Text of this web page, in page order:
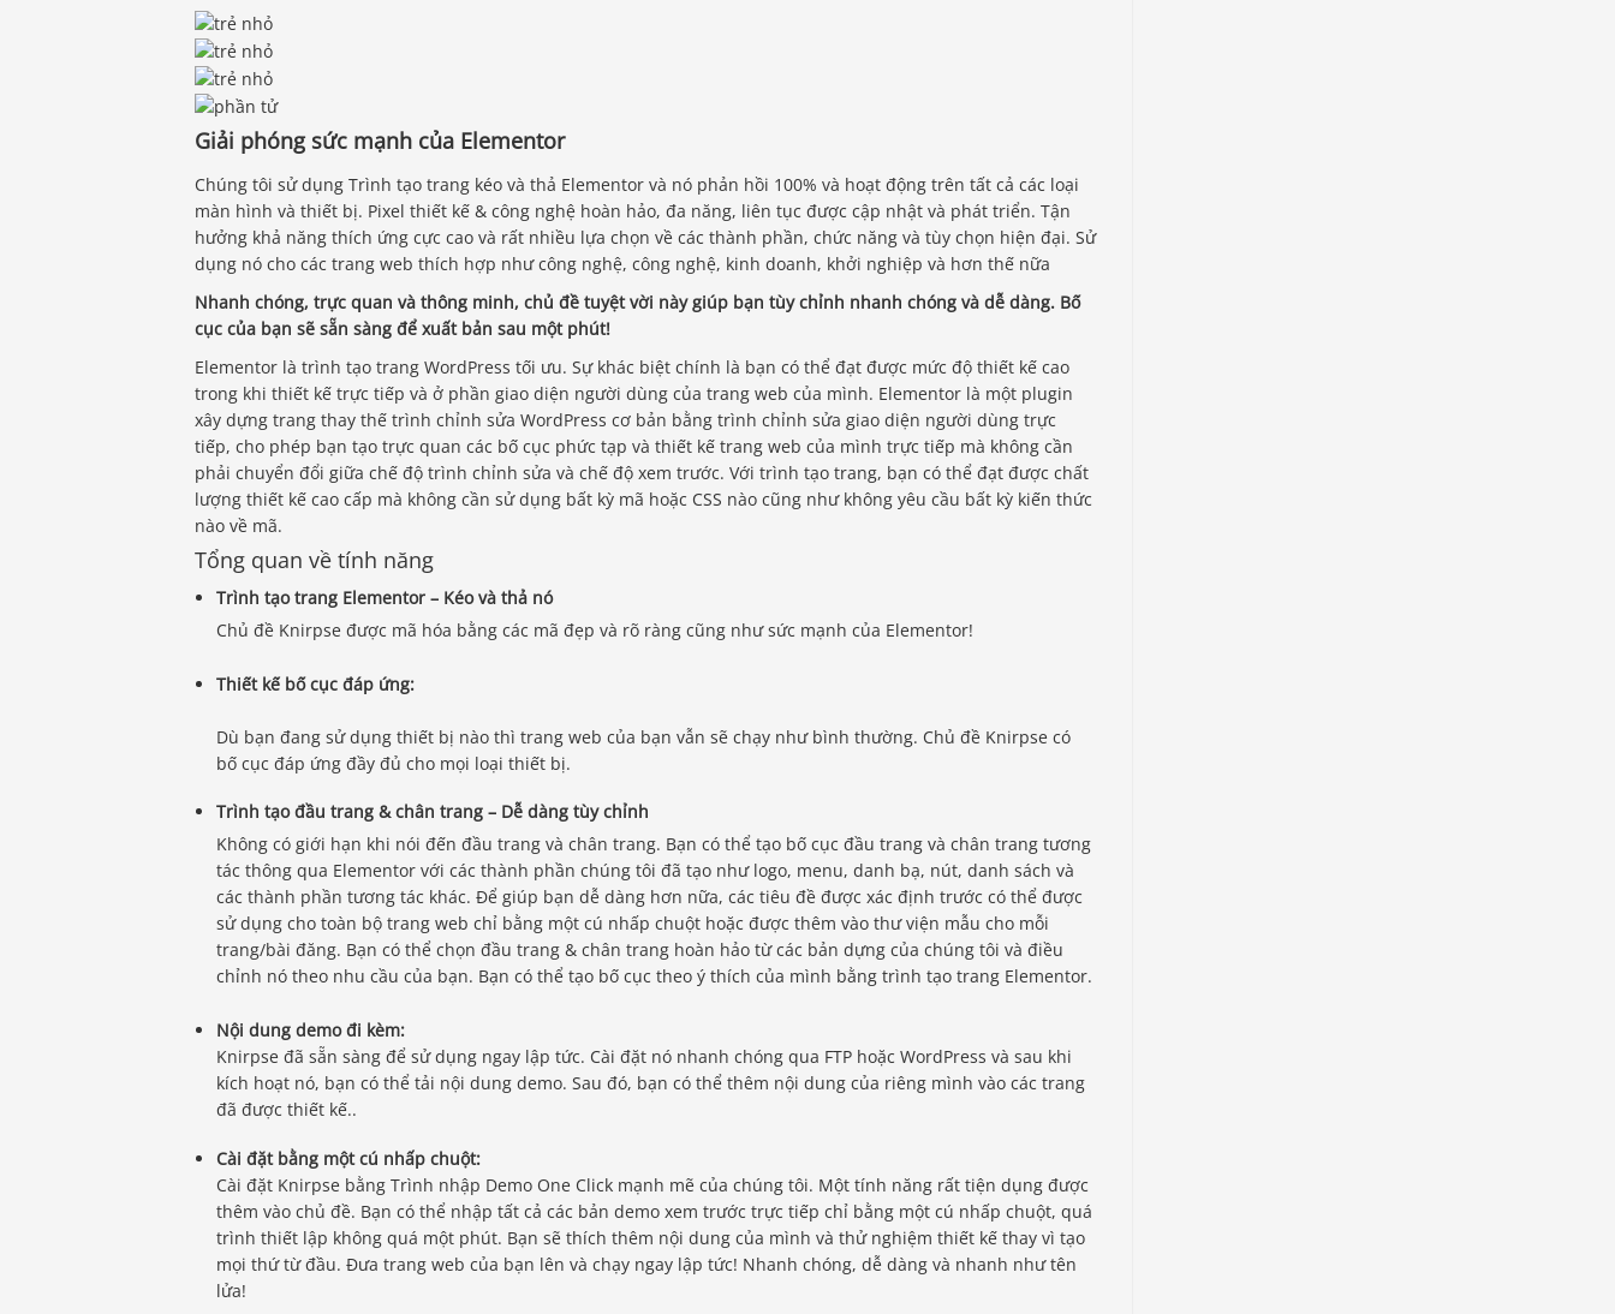
Giải phóng sức mạnh của Elementor
Chúng tôi sử dụng Trình tạo trang kéo và thả Elementor và nó phản hồi 100% và hoạt động trên tất cả các loại
màn hình và thiết bị. Pixel thiết kế & công nghệ hoàn hảo, đa năng, liên tục được cập nhật và phát triển. Tận
hưởng khả năng thích ứng cực cao và rất nhiều lựa chọn về các thành phần, chức năng và tùy chọn hiện đại. Sử
dụng nó cho các trang web thích hợp như công nghệ, công nghệ, kinh doanh, khởi nghiệp và hơn thế nữa
Nhanh chóng, trực quan và thông minh, chủ đề tuyệt vời này giúp bạn tùy chỉnh nhanh chóng và dễ dàng. Bố
cục của bạn sẽ sẵn sàng để xuất bản sau một phút!
Elementor là trình tạo trang WordPress tối ưu. Sự khác biệt chính là bạn có thể đạt được mức độ thiết kế cao
trong khi thiết kế trực tiếp và ở phần giao diện người dùng của trang web của mình. Elementor là một plugin
xây dựng trang thay thế trình chỉnh sửa WordPress cơ bản bằng trình chỉnh sửa giao diện người dùng trực
tiếp, cho phép bạn tạo trực quan các bố cục phức tạp và thiết kế trang web của mình trực tiếp mà không cần
phải chuyển đổi giữa chế độ trình chỉnh sửa và chế độ xem trước. Với trình tạo trang, bạn có thể đạt được chất
lượng thiết kế cao cấp mà không cần sử dụng bất kỳ mã hoặc CSS nào cũng như không yêu cầu bất kỳ kiến ​​thức
nào về mã.
Tổng quan về tính năng
Trình tạo trang Elementor – Kéo và thả nó
Chủ đề Knirpse được mã hóa bằng các mã đẹp và rõ ràng cũng như sức mạnh của Elementor!
Thiết kế bố cục đáp ứng:
Dù bạn đang sử dụng thiết bị nào thì trang web của bạn vẫn sẽ chạy như bình thường. Chủ đề Knirpse có
bố cục đáp ứng đầy đủ cho mọi loại thiết bị.
Trình tạo đầu trang & chân trang – Dễ dàng tùy chỉnh
Không có giới hạn khi nói đến đầu trang và chân trang. Bạn có thể tạo bố cục đầu trang và chân trang tương
tác thông qua Elementor với các thành phần chúng tôi đã tạo như logo, menu, danh bạ, nút, danh sách và
các thành phần tương tác khác. Để giúp bạn dễ dàng hơn nữa, các tiêu đề được xác định trước có thể được
sử dụng cho toàn bộ trang web chỉ bằng một cú nhấp chuột hoặc được thêm vào thư viện mẫu cho mỗi
trang/bài đăng. Bạn có thể chọn đầu trang & chân trang hoàn hảo từ các bản dựng của chúng tôi và điều
chỉnh nó theo nhu cầu của bạn. Bạn có thể tạo bố cục theo ý thích của mình bằng trình tạo trang Elementor.
Nội dung demo đi kèm:
Knirpse đã sẵn sàng để sử dụng ngay lập tức. Cài đặt nó nhanh chóng qua FTP hoặc WordPress và sau khi
kích hoạt nó, bạn có thể tải nội dung demo. Sau đó, bạn có thể thêm nội dung của riêng mình vào các trang
đã được thiết kế..
Cài đặt bằng một cú nhấp chuột:
Cài đặt Knirpse bằng Trình nhập Demo One Click mạnh mẽ của chúng tôi. Một tính năng rất tiện dụng được
thêm vào chủ đề. Bạn có thể nhập tất cả các bản demo xem trước trực tiếp chỉ bằng một cú nhấp chuột, quá
trình thiết lập không quá một phút. Bạn sẽ thích thêm nội dung của mình và thử nghiệm thiết kế thay vì tạo
mọi thứ từ đầu. Đưa trang web của bạn lên và chạy ngay lập tức! Nhanh chóng, dễ dàng và nhanh như tên
lửa!